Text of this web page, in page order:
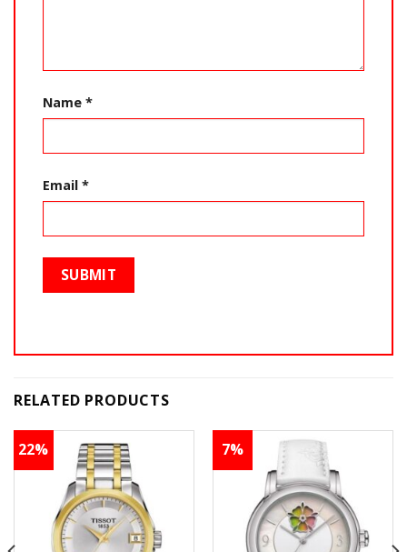
Name *
Email *
RELATED PRODUCTS
22% 7%